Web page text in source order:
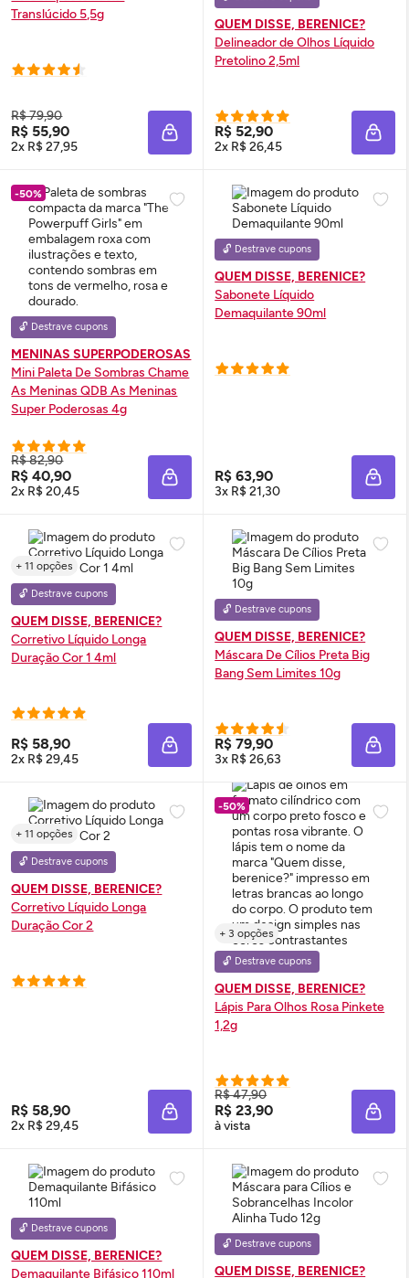
Translúcido 5,5g
R$ 79,90
R$ 55,90
2x R$ 27,95 ADICIONAR À SACOLA
QUEM DISSE, BERENICE?
Delineador de Olhos Líquido
Pretolino 2,5ml
R$ 52,90
2x R$ 26,45
-50%
🔓 Destrave cupons
MENINAS SUPERPODEROSAS
Mini Paleta De Sombras Chame
As Meninas QDB As Meninas
Super Poderosas 4g
R$ 82,90
R$ 40,90
2x R$ 20,45 ADICIONAR À SACOLA
🔓 Destrave cupons
QUEM DISSE, BERENICE?
Sabonete Líquido
Demaquilante 90ml
R$ 63,90
3x R$ 21,30
+ 11 opções
🔓 Destrave cupons
QUEM DISSE, BERENICE?
Corretivo Líquido Longa
Duração Cor 1 4ml
R$ 58,90
2x R$ 29,45 ADICIONAR À SACOLA
🔓 Destrave cupons
QUEM DISSE, BERENICE?
Máscara De Cílios Preta Big
Bang Sem Limites 10g
R$ 79,90
3x R$ 26,63
+ 11 opções
🔓 Destrave cupons
QUEM DISSE, BERENICE?
Corretivo Líquido Longa
Duração Cor 2
R$ 58,90
2x R$ 29,45 ADICIONAR À SACOLA
-50%
+ 3 opções
🔓 Destrave cupons
QUEM DISSE, BERENICE?
Lápis Para Olhos Rosa Pinkete
1,2g
R$ 47,90
R$ 23,90
à vista
🔓 Destrave cupons
QUEM DISSE, BERENICE?
Demaquilante Bifásico 110ml
🔓 Destrave cupons
QUEM DISSE, BERENICE?